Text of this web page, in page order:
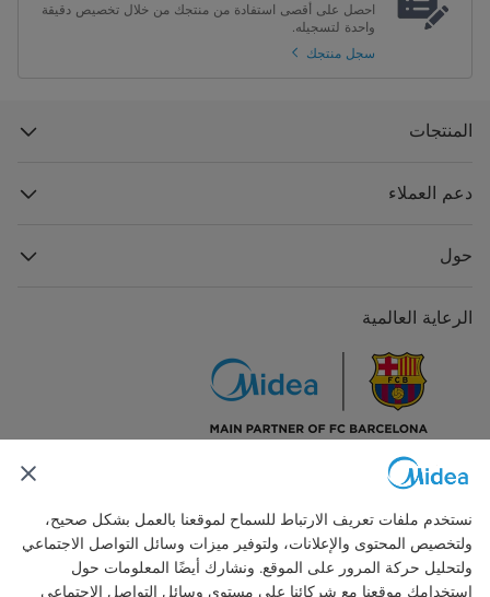
احصل على أقصى استفادة من منتجك من خلال تخصيص دقيقة
واحدة لتسجيله.
سجل منتجك
المنتجات
دعم العملاء
حول
الرعاية العالمية
نستخدم ملفات تعريف الارتباط للسماح لموقعنا بالعمل بشكل صحيح،
ولتخصيص المحتوى والإعلانات، ولتوفير ميزات وسائل التواصل الاجتماعي
ولتحليل حركة المرور على الموقع. ونشارك أيضًا المعلومات حول
استخدامك موقعنا مع شركائنا على مستوى وسائل التواصل الاجتماعي